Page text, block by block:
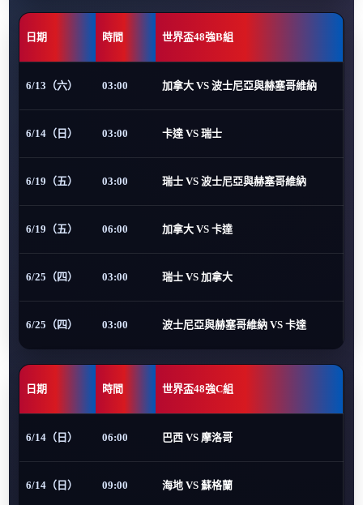
日期 時間 世界盃48強B組
6/13（六） 03:00 加拿大 VS 波士尼亞與赫塞哥維納
6/14（日） 03:00 卡達 VS 瑞士
6/19（五） 03:00 瑞士 VS 波士尼亞與赫塞哥維納
6/19（五） 06:00 加拿大 VS 卡達
6/25（四） 03:00 瑞士 VS 加拿大
6/25（四） 03:00 波士尼亞與赫塞哥維納 VS 卡達
日期 時間 世界盃48強C組
6/14（日） 06:00 巴西 VS 摩洛哥
6/14（日） 09:00 海地 VS 蘇格蘭